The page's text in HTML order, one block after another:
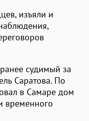
изъяли и
судимый за
Саратова. По
в Самаре дом
временного